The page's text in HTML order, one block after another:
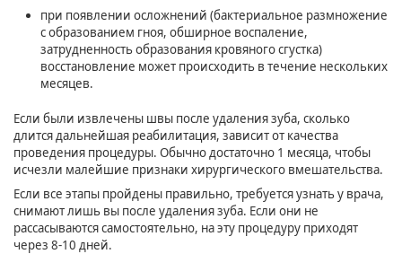
при появлении осложнений (бактериальное размножение
с образованием гноя, обширное воспаление,
затрудненность образования кровяного сгустка)
восстановление может происходить в течение нескольких
месяцев.
Если были извлечены швы после удаления зуба, сколько
длится дальнейшая реабилитация, зависит от качества
проведения процедуры. Обычно достаточно 1 месяца, чтобы
исчезли малейшие признаки хирургического вмешательства.
Если все этапы пройдены правильно, требуется узнать у врача,
снимают лишь вы после удаления зуба. Если они не
рассасываются самостоятельно, на эту процедуру приходят
через 8-10 дней.